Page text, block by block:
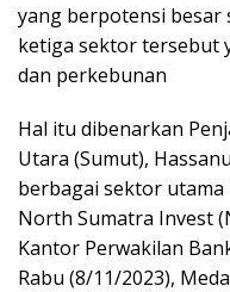
yang berpotensi besar
ketiga sektor tersebut
dan perkebunan
Hal itu dibenarkan
Utara (Sumut),
berbagai sektor utama
North Sumatra Invest
Kantor Perwakilan
Rabu (8/11/2023),